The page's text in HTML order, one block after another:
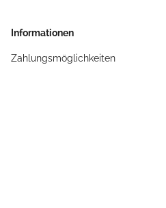
Informationen
Zahlungsmöglichkeiten